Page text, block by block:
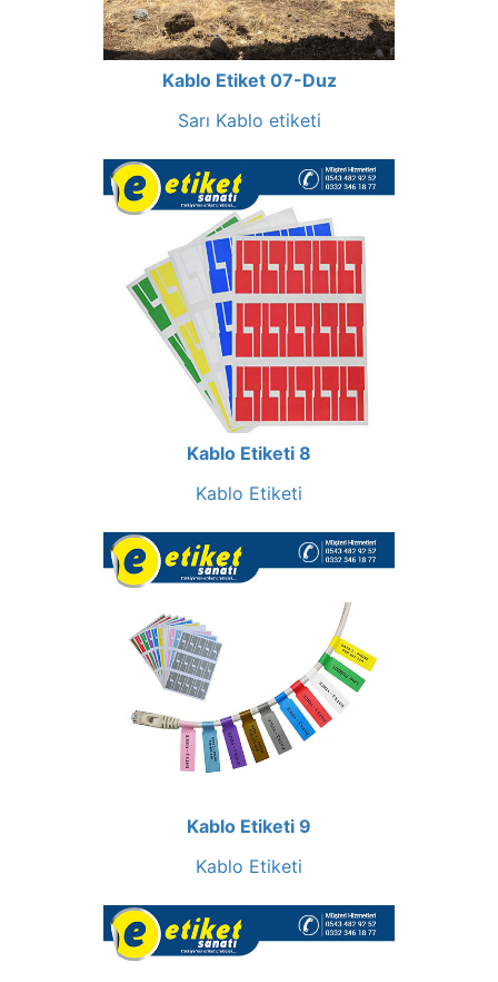
Kablo Etiket 07-Duz
Sarı Kablo etiketi
Kablo Etiketi 8
Kablo Etiketi
Kablo Etiketi 9
Kablo Etiketi